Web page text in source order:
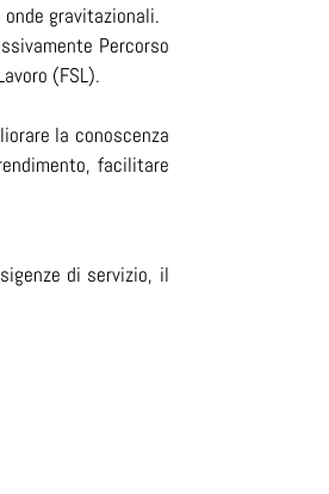
gravitazionali.
Percorso
(FSL).
la conoscenza
facilitare
di servizio, il